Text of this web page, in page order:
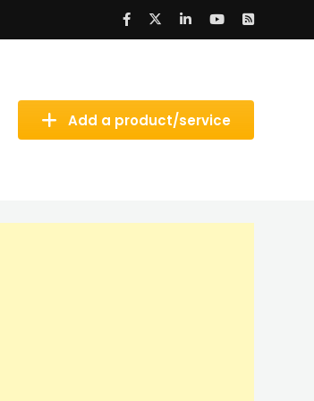
Add a product/service